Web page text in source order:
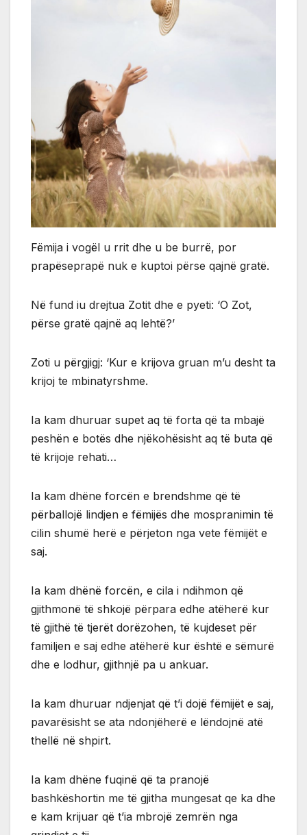
Fëmija i vogël u rrit dhe u be burrë, por
prapëseprapë nuk e kuptoi përse qajnë gratë.
Në fund iu drejtua Zotit dhe e pyeti: ‘O Zot,
përse gratë qajnë aq lehtë?’
Zoti u përgjigj: ‘Kur e krijova gruan m’u desht ta
krijoj te mbinatyrshme.
Ia kam dhuruar supet aq të forta që ta mbajë
peshën e botës dhe njëkohësisht aq të buta që
të krijoje rehati…
Ia kam dhëne forcën e brendshme që të
përballojë lindjen e fëmijës dhe mospranimin të
cilin shumë herë e përjeton nga vete fëmijët e
saj.
Ia kam dhënë forcën, e cila i ndihmon që
gjithmonë të shkojë përpara edhe atëherë kur
të gjithë të tjerët dorëzohen, të kujdeset për
familjen e saj edhe atëherë kur është e sëmurë
dhe e lodhur, gjithnjë pa u ankuar.
Ia kam dhuruar ndjenjat që t’i dojë fëmijët e saj,
pavarësisht se ata ndonjëherë e lëndojnë atë
thellë në shpirt.
Ia kam dhëne fuqinë që ta pranojë
bashkëshortin me të gjitha mungesat qe ka dhe
e kam krijuar që t’ia mbrojë zemrën nga